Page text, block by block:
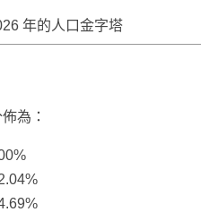
年的人口金字塔
為：